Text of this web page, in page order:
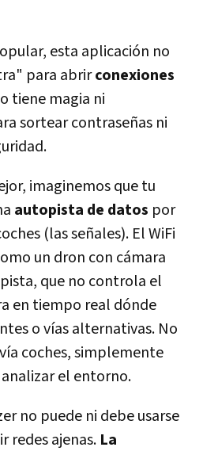
esta aplicación no
para abrirconexiones
tiene magia ni
sortear contraseñas ni
imaginemos que tu
autopista de datos por
(las señales). El WiFi
un dron con cámara
que no controla el
en tiempo real dónde
o vías alternativas. No
coches, simplemente
el entorno.
no puede ni debe usarse
redes ajenas. La